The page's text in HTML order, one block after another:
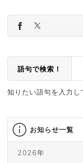
語句で検索！
知りたい語句を入力
お知らせ一覧
2026年